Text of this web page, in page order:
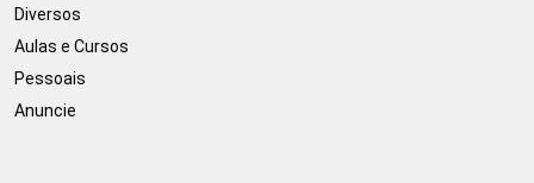
Diversos
Aulas e Cursos
Pessoais
Anuncie